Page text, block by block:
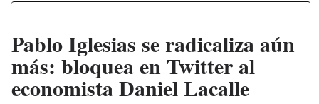
hace 33 años rechazó un taquillazo que hizo historia
Pablo Iglesias se radicaliza aún
más: bloquea en Twitter al
economista Daniel Lacalle